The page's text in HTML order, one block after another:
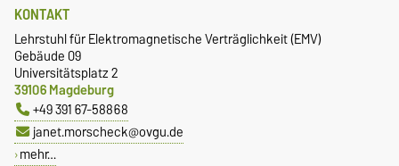
KONTAKT
Lehrstuhl für Elektromagnetische Verträglichkeit (EMV)
Gebäude 09
Universitätsplatz 2
39106 Magdeburg
+49 391 67-58868
janet.morscheck@ovgu.de
mehr…